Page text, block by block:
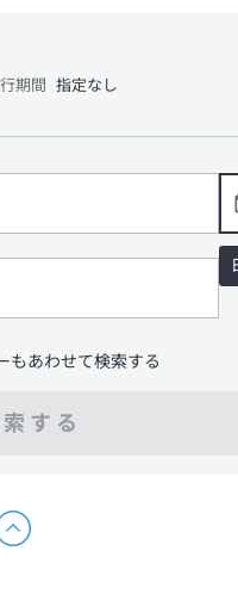
期間 指定なし
もあわせて検索する
する